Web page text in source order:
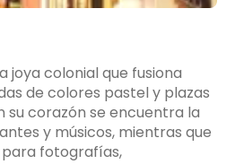
joya colonial que fusiona
de colores pastel y plazas
corazón se encuentra la
y músicos, mientras que
fotografías,